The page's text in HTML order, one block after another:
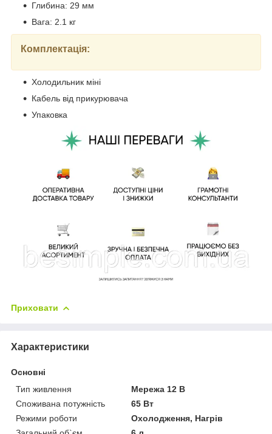
Глибина: 29 мм
Вага: 2.1 кг
Комплектація:
Холодильник міні
Кабель від прикурювача
Упаковка
Приховати
Характеристики
Основні
Тип живлення
Мережа 12 В
Споживана потужність
65 Вт
Режими роботи
Охолодження, Нагрів